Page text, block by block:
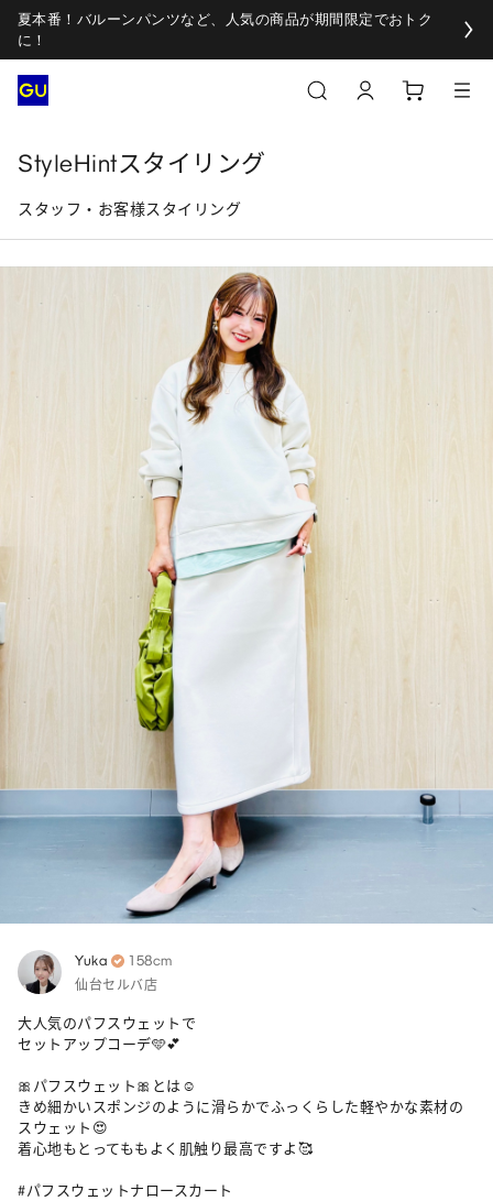
夏本番！バルーンパンツなど、人気の商品が期間限定でおトク
に！
StyleHintスタイリング
スタッフ・お客様スタイリング
Yuka 158cm
仙台セルバ店
大人気のパフスウェットで
セットアップコーデ🩵💕
🎀パフスウェット🎀とは☺️
きめ細かいスポンジのように滑らかでふっくらした軽やかな素材の
スウェット😍
着心地もとってももよく肌触り最高ですよ🥰
#パフスウェットナロースカート